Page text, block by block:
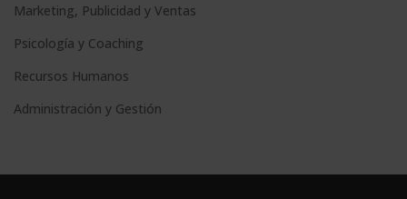
Marketing, Publicidad y Ventas
Psicología y Coaching
Recursos Humanos
Administración y Gestión